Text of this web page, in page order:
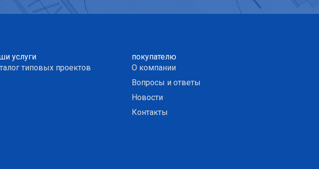
услуги
типовых проектов
покупателю
О компании
Вопросы и ответы
Новости
Контакты